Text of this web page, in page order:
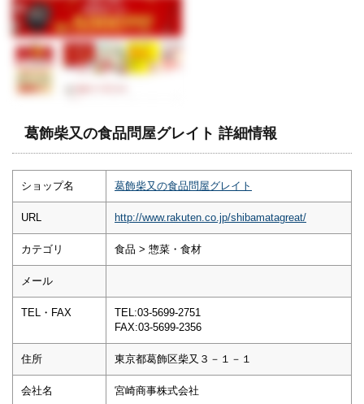
葛飾柴又の食品問屋グレイト 詳細情報
ショップ名 葛飾柴又の食品問屋グレイト
URL http://www.rakuten.co.jp/shibamatagreat/
カテゴリ 食品 > 惣菜・食材
メール
TEL・FAX
TEL:03-5699-2751
FAX:03-5699-2356
住所 東京都葛飾区柴又３－１－１
会社名 宮崎商事株式会社